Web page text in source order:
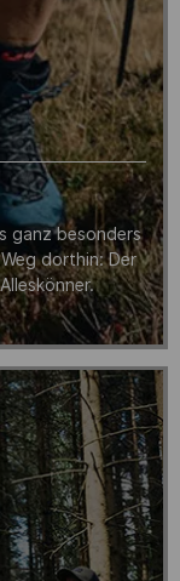
ganz besonders
dorthin: Der